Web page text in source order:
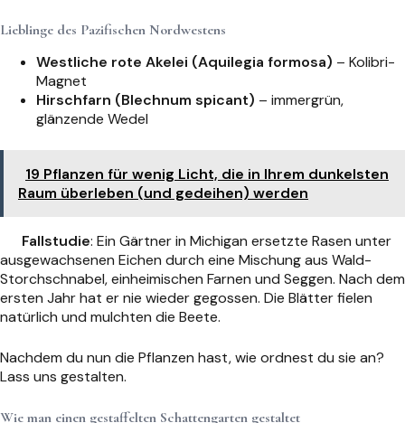
Lieblinge des Pazifischen Nordwestens
Westliche rote Akelei (Aquilegia formosa) – Kolibri-
Magnet
Hirschfarn (Blechnum spicant) – immergrün,
glänzende Wedel
19 Pflanzen für wenig Licht, die in Ihrem dunkelsten
Raum überleben (und gedeihen) werden
Fallstudie: Ein Gärtner in Michigan ersetzte Rasen unter
ausgewachsenen Eichen durch eine Mischung aus Wald-
Storchschnabel, einheimischen Farnen und Seggen. Nach dem
ersten Jahr hat er nie wieder gegossen. Die Blätter fielen
natürlich und mulchten die Beete.
Nachdem du nun die Pflanzen hast, wie ordnest du sie an?
Lass uns gestalten.
Wie man einen gestaffelten Schattengarten gestaltet